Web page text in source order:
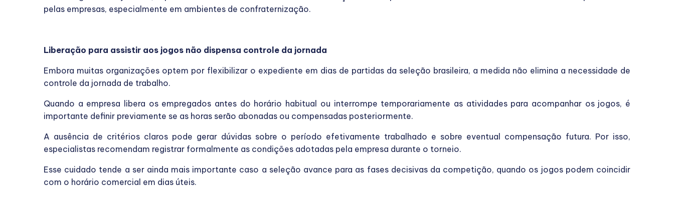
pelas empresas, especialmente em ambientes de confraternização.
Liberação para assistir aos jogos não dispensa controle da jornada
Embora muitas organizações optem por flexibilizar o expediente em dias de partidas da seleção brasileira, a medida não elimina a necessidade de
controle da jornada de trabalho.
Quando a empresa libera os empregados antes do horário habitual ou interrompe temporariamente as atividades para acompanhar os jogos, é
importante definir previamente se as horas serão abonadas ou compensadas posteriormente.
A ausência de critérios claros pode gerar dúvidas sobre o período efetivamente trabalhado e sobre eventual compensação futura. Por isso,
especialistas recomendam registrar formalmente as condições adotadas pela empresa durante o torneio.
Esse cuidado tende a ser ainda mais importante caso a seleção avance para as fases decisivas da competição, quando os jogos podem coincidir
com o horário comercial em dias úteis.